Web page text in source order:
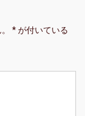
*が付いている